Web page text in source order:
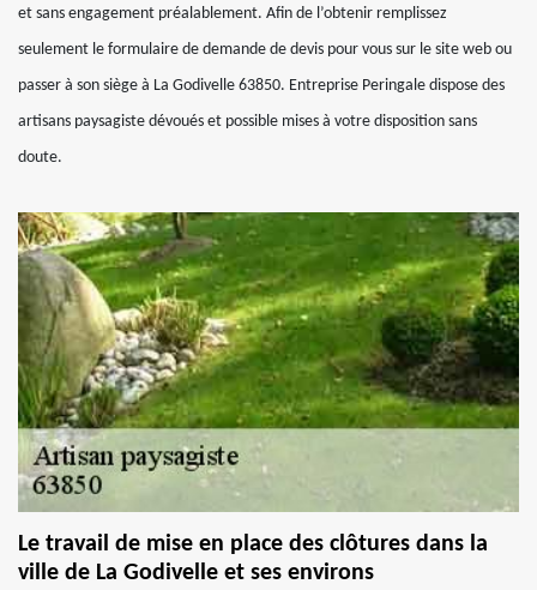
et sans engagement préalablement. Afin de l’obtenir remplissez
seulement le formulaire de demande de devis pour vous sur le site web ou
passer à son siège à La Godivelle 63850. Entreprise Peringale dispose des
artisans paysagiste dévoués et possible mises à votre disposition sans
doute.
Le travail de mise en place des clôtures dans la
ville de La Godivelle et ses environs